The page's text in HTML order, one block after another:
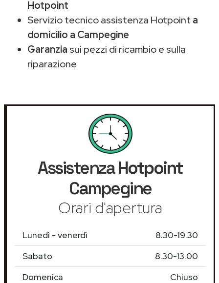
Hotpoint
Servizio tecnico assistenza Hotpoint a
domicilio a Campegine
Garanzia sui pezzi di ricambio e sulla
riparazione
AssistenzaHotpoint
Campegine
Orari d'apertura
Lunedì - venerdì
8.30-19.30
Sabato
8.30-13.00
Domenica
Chiuso